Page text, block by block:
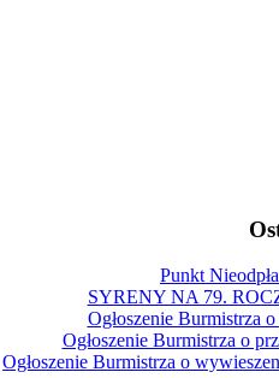
Punkt
SYRENY NA 79.
Ogłoszenie Burmistrza
Ogłoszenie Burmistrza o
Ogłoszenie Burmistrza o